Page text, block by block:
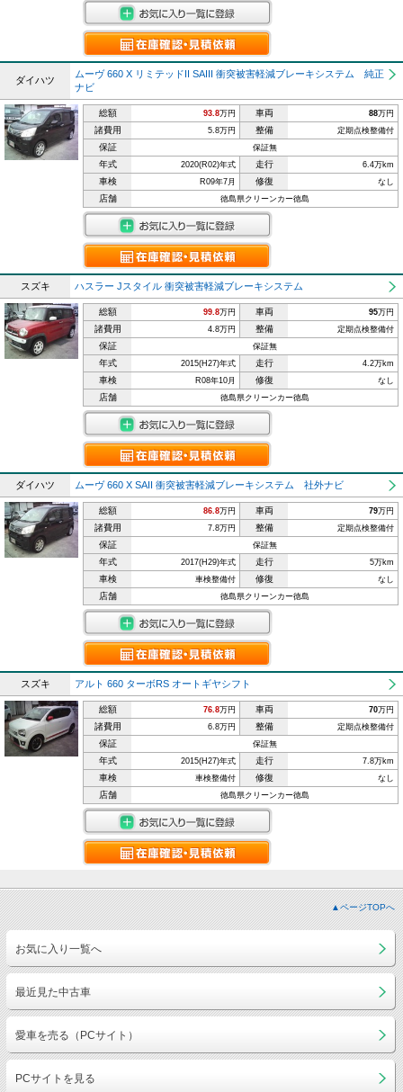
ダイハツ
ムーヴ 660 X リミテッドII SAIII 衝突被害軽減ブレーキシステム 純正
ナビ
総額 93.8万円 車両 88万円
諸費用 5.8万円 整備 定期点検整備付
保証 保証無
年式 2020(R02)年式 走行 6.4万km
車検 R09年7月 修復 なし
店舗 徳島県クリーンカー徳島
スズキ ハスラー Jスタイル 衝突被害軽減ブレーキシステム
総額 99.8万円 車両 95万円
諸費用 4.8万円 整備 定期点検整備付
保証 保証無
年式 2015(H27)年式 走行 4.2万km
車検 R08年10月 修復 なし
店舗 徳島県クリーンカー徳島
ダイハツ ムーヴ 660 X SAII 衝突被害軽減ブレーキシステム 社外ナビ
総額 86.8万円 車両 79万円
諸費用 7.8万円 整備 定期点検整備付
保証 保証無
年式 2017(H29)年式 走行 5万km
車検 車検整備付 修復 なし
店舗 徳島県クリーンカー徳島
スズキ アルト 660 ターボRS オートギヤシフト
総額 76.8万円 車両 70万円
諸費用 6.8万円 整備 定期点検整備付
保証 保証無
年式 2015(H27)年式 走行 7.8万km
車検 車検整備付 修復 なし
店舗 徳島県クリーンカー徳島
▲ページTOPへ
お気に入り一覧へ
最近見た中古車
愛車を売る（PCサイト）
PCサイトを見る